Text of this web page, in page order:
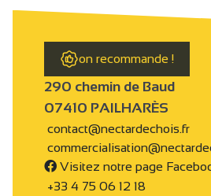
on recommande !
290 chemin de Baud
07410 PAILHARÈS
contact@nectardechois.fr
Visitez notre page
+33 4 75 06 12 18